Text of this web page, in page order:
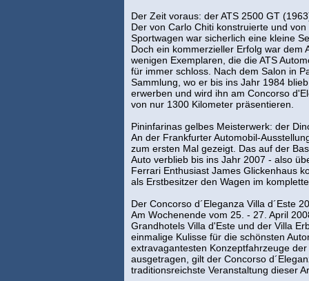
Der Zeit voraus: der ATS 2500 GT
Der von Carlo Chiti konstruierte und
Sportwagen war sicherlich eine kleine
Doch ein kommerzieller Erfolg war dem
wenigen Exemplaren, die die ATS
für immer schloss. Nach dem Salon in
Sammlung, wo er bis ins Jahr 1984
erwerben und wird ihn am Concorso
von nur 1300 Kilometer präsentieren.
Pininfarinas gelbes Meisterwerk: der
An der Frankfurter Automobil-
zum ersten Mal gezeigt. Das auf der
Auto verblieb bis ins Jahr 2007 - also
Ferrari Enthusiast James Glickenhaus
als Erstbesitzer den Wagen im
Der Concorso d´Eleganza Villa d´Este
Am Wochenende vom 25. - 27. April
Grandhotels Villa d'Este und der Villa
einmalige Kulisse für die schönsten
extravagantesten Konzeptfahrzeuge
ausgetragen, gilt der Concorso
traditionsreichste Veranstaltung dieser